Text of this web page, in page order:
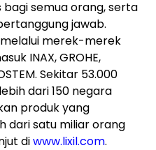
semua orang, serta
jawab.
merek-merek
INAX, GROHE,
Sekitar 53.000
dari 150 negara
produk yang
dari satu miliar orang
diwww.lixil.com.